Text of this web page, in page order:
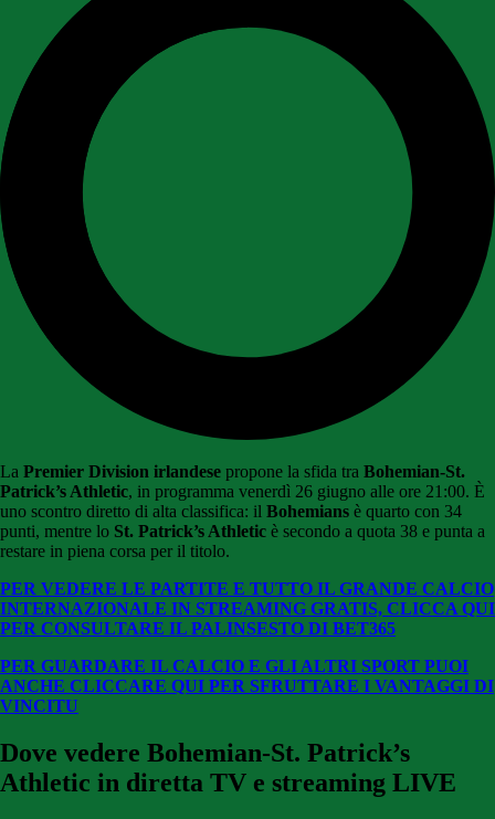
La Premier Division irlandese propone la sfida tra Bohemian-St.
Patrick’s Athletic, in programma venerdì 26 giugno alle ore 21:00. È
uno scontro diretto di alta classifica: il Bohemians è quarto con 34
punti, mentre lo St. Patrick’s Athletic è secondo a quota 38 e punta a
restare in piena corsa per il titolo.
PER VEDERE LE PARTITE E TUTTO IL GRANDE CALCIO
INTERNAZIONALE IN STREAMING GRATIS, CLICCA QUI
PER CONSULTARE IL PALINSESTO DI BET365
PER GUARDARE IL CALCIO E GLI ALTRI SPORT PUOI
ANCHE CLICCARE QUI PER SFRUTTARE I VANTAGGI DI
VINCITU
Dove vedere Bohemian-St. Patrick’s
Athletic in diretta TV e streaming LIVE